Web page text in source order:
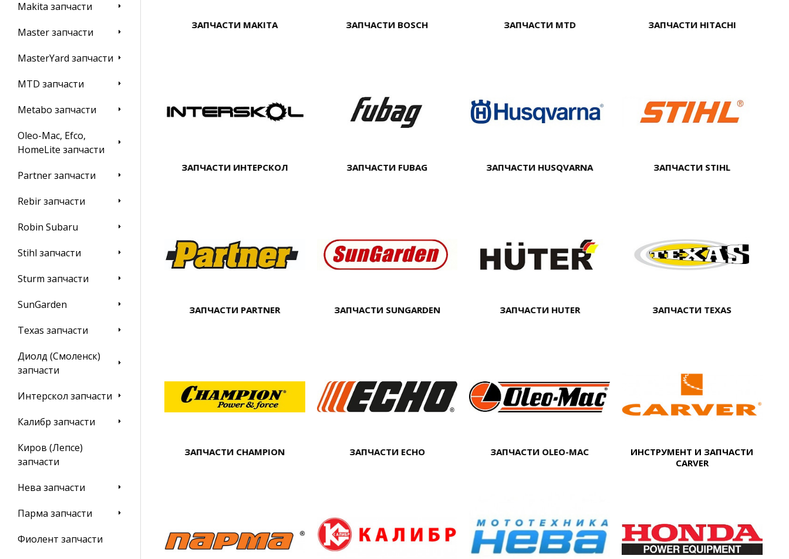
Makita запчасти
Master запчасти
MasterYard запчасти
MTD запчасти
Metabo запчасти
Oleo-Mac, Efco,
HomeLite запчасти
Partner запчасти
Rebir запчасти
Robin Subaru
Stihl запчасти
Sturm запчасти
SunGarden
Texas запчасти
Диолд (Смоленск)
запчасти
Интерскол запчасти
Калибр запчасти
Киров (Лепсе)
запчасти
Нева запчасти
Парма запчасти
Фиолент запчасти
ЗАПЧАСТИ MAKITA ЗАПЧАСТИ BOSCH ЗАПЧАСТИ MTD ЗАПЧАСТИ HITACHI
ЗАПЧАСТИ ИНТЕРСКОЛ ЗАПЧАСТИ FUBAG ЗАПЧАСТИ HUSQVARNA ЗАПЧАСТИ STIHL
ЗАПЧАСТИ PARTNER ЗАПЧАСТИ SUNGARDEN ЗАПЧАСТИ HUTER ЗАПЧАСТИ TEXAS
ЗАПЧАСТИ CHAMPION ЗАПЧАСТИ ECHO ЗАПЧАСТИ OLEO-MAC
ИНСТРУМЕНТ И ЗАПЧАСТИ
CARVER